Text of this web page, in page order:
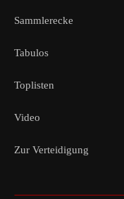
Sammlerecke
Tabulos
Toplisten
Video
Zur Verteidigung